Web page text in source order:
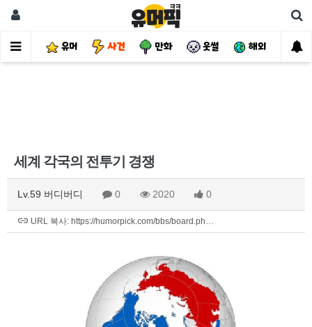
유머 사건 만화 웃썰 해외 핫
세계 각국의 전투기 경쟁
Lv.59 버디버디 0 2020 0
URL 복사: https://humorpick.com/bbs/board.ph…